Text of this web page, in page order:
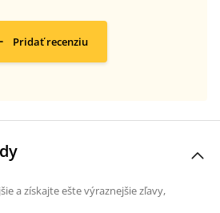
Pridať recenziu
a získajte ešte výraznejšie zľavy,